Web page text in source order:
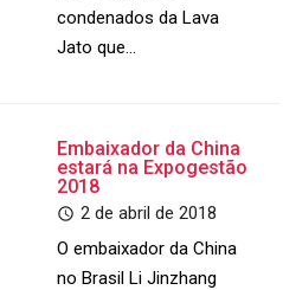
condenados da Lava
Jato que…
Embaixador da China
estará na Expogestão
2018
2 de abril de 2018
O embaixador da China
no Brasil Li Jinzhang